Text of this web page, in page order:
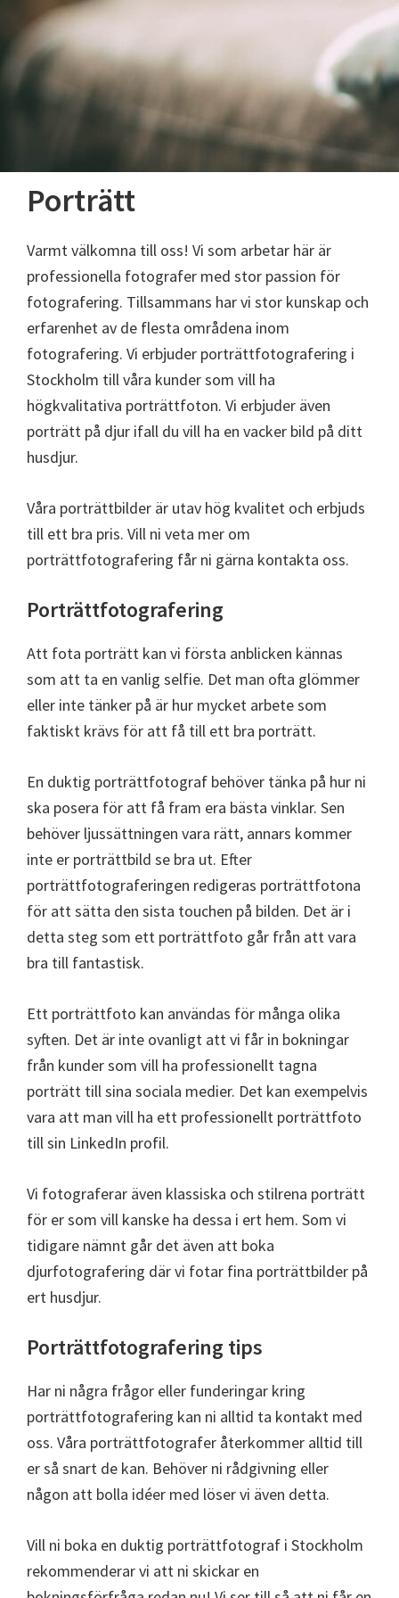
Porträtt
Varmt välkomna till oss! Vi som arbetar här är
professionella fotografer med stor passion för
fotografering. Tillsammans har vi stor kunskap och
erfarenhet av de flesta områdena inom
fotografering. Vi erbjuder porträttfotografering i
Stockholm till våra kunder som vill ha
högkvalitativa porträttfoton. Vi erbjuder även
porträtt på djur ifall du vill ha en vacker bild på ditt
husdjur.
Våra porträttbilder är utav hög kvalitet och erbjuds
till ett bra pris. Vill ni veta mer om
porträttfotografering får ni gärna kontakta oss.
Porträttfotografering
Att fota porträtt kan vi första anblicken kännas
som att ta en vanlig selfie. Det man ofta glömmer
eller inte tänker på är hur mycket arbete som
faktiskt krävs för att få till ett bra porträtt.
En duktig porträttfotograf behöver tänka på hur ni
ska posera för att få fram era bästa vinklar. Sen
behöver ljussättningen vara rätt, annars kommer
inte er porträttbild se bra ut. Efter
porträttfotograferingen redigeras porträttfotona
för att sätta den sista touchen på bilden. Det är i
detta steg som ett porträttfoto går från att vara
bra till fantastisk.
Ett porträttfoto kan användas för många olika
syften. Det är inte ovanligt att vi får in bokningar
från kunder som vill ha professionellt tagna
porträtt till sina sociala medier. Det kan exempelvis
vara att man vill ha ett professionellt porträttfoto
till sin LinkedIn profil.
Vi fotograferar även klassiska och stilrena porträtt
för er som vill kanske ha dessa i ert hem. Som vi
tidigare nämnt går det även att boka
djurfotografering där vi fotar fina porträttbilder på
ert husdjur.
Porträttfotografering tips
Har ni några frågor eller funderingar kring
porträttfotografering kan ni alltid ta kontakt med
oss. Våra porträttfotografer återkommer alltid till
er så snart de kan. Behöver ni rådgivning eller
någon att bolla idéer med löser vi även detta.
Vill ni boka en duktig porträttfotograf i Stockholm
rekommenderar vi att ni skickar en